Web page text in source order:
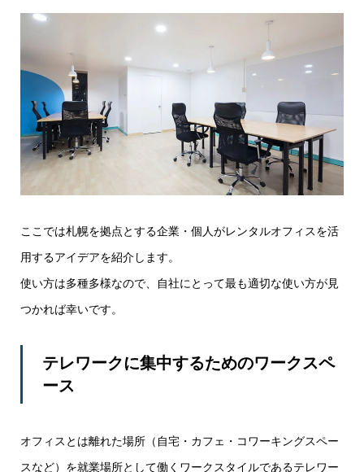
ここでは札幌を拠点とする企業・個人がレンタルオフィスを活
用するアイデアを紹介します。
使い方は多種多様なので、自社にとって最も適切な使い方が見
つかれば幸いです。
テレワークに集中するためのワークスペ
ース
オフィスとは離れた場所（自宅・カフェ・コワーキングスペー
スなど）を就業場所として働くワークスタイルであるテレワー